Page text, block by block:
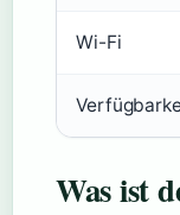
Wi-Fi
Was ist